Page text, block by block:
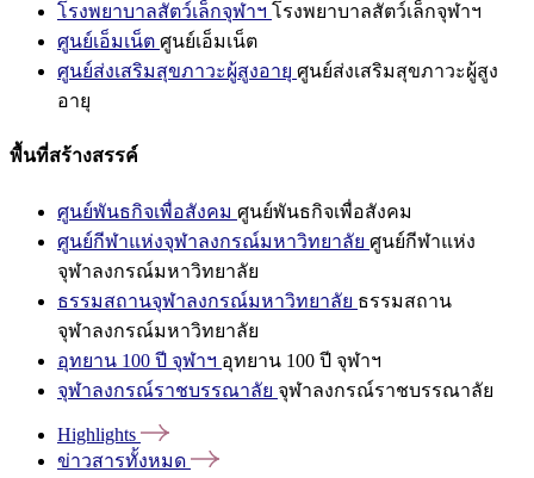
โรงพยาบาลสัตว์เล็กจุฬาฯ โรงพยาบาลสัตว์เล็กจุฬาฯ
ศูนย์เอ็มเน็ต ศูนย์เอ็มเน็ต
ศูนย์ส่งเสริมสุขภาวะผู้สูงอายุ ศูนย์ส่งเสริมสุขภาวะผู้สูง
อายุ
พื้นที่สร้างสรรค์
ศูนย์พันธกิจเพื่อสังคม ศูนย์พันธกิจเพื่อสังคม
ศูนย์กีฬาแห่งจุฬาลงกรณ์มหาวิทยาลัย ศูนย์กีฬาแห่ง
จุฬาลงกรณ์มหาวิทยาลัย
ธรรมสถานจุฬาลงกรณ์มหาวิทยาลัย ธรรมสถาน
จุฬาลงกรณ์มหาวิทยาลัย
อุทยาน 100 ปี จุฬาฯ อุทยาน 100 ปี จุฬาฯ
จุฬาลงกรณ์ราชบรรณาลัย จุฬาลงกรณ์ราชบรรณาลัย
Highlights
ข่าวสารทั้งหมด